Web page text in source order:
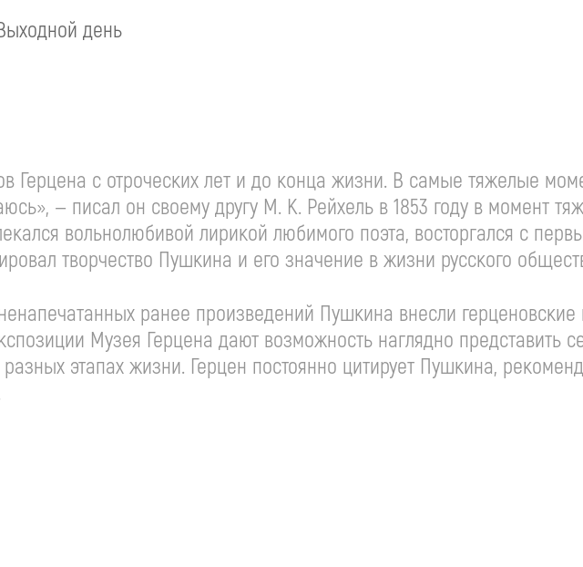
день
Герцена с отроческих лет и до конца жизни. В самые тяжелые
— писал он своему другу М. К. Рейхель в 1853 году в момент
вольнолюбивой лирикой любимого поэта, восторгался с
творчество Пушкина и его значение в жизни русского
ранее произведений Пушкина внесли герценовские
Музея Герцена дают возможность наглядно представить
этапах жизни. Герцен постоянно цитирует Пушкина,